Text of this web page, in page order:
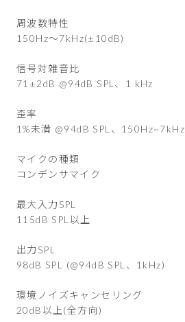
周波数特性
150Hz〜7kHz(±10dB)
信号対雑音比
71±2dB @94dB SPL、1 kHz
歪率
1%未満 @94dB SPL、150Hz~7kHz
マイクの種類
コンデンサマイク
最大入力SPL
115dB SPL以上
出力SPL
98dB SPL (@94dB SPL、1kHz)
環境ノイズキャンセリング
20dB以上(全方向)